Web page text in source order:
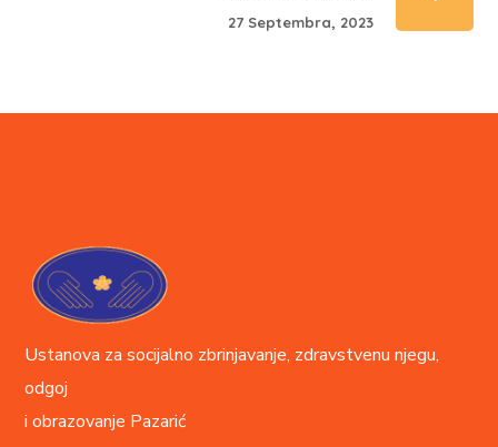
27 Septembra, 2023
Ustanova za socijalno zbrinjavanje, zdravstvenu njegu,
odgoj
i obrazovanje Pazarić